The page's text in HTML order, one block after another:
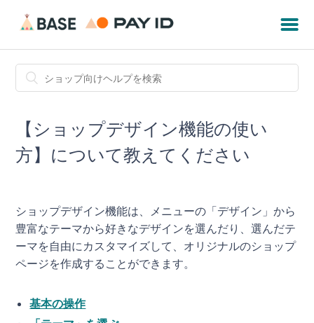
【ショップデザイン機能の使い
方】について教えてください
ショップデザイン機能は、メニューの「デザイン」から
豊富なテーマから好きなデザインを選んだり、選んだテ
ーマを自由にカスタマイズして、オリジナルのショップ
ページを作成することができます。
基本の操作